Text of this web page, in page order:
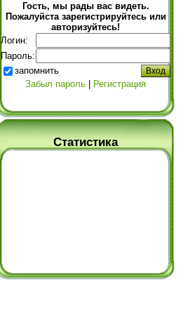
Гость, мы рады вас видеть.
Пожалуйста зарегистрируйтесь или
авторизуйтесь!
Логин:
Пароль:
запомнить
Забыл пароль
Регистрация
Статистика